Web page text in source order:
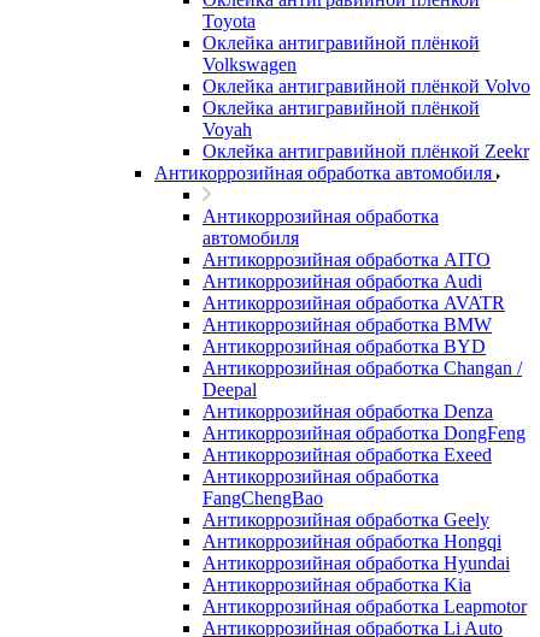
Toyota
Оклейка антигравийной плёнкой
Volkswagen
Оклейка антигравийной плёнкой Volvo
Оклейка антигравийной плёнкой
Voyah
Оклейка антигравийной плёнкой Zeekr
Антикоррозийная обработка автомобиля
Антикоррозийная обработка
автомобиля
Антикоррозийная обработка AITO
Антикоррозийная обработка Audi
Антикоррозийная обработка AVATR
Антикоррозийная обработка BMW
Антикоррозийная обработка BYD
Антикоррозийная обработка Changan /
Deepal
Антикоррозийная обработка Denza
Антикоррозийная обработка DongFeng
Антикоррозийная обработка Exeed
Антикоррозийная обработка
FangChengBao
Антикоррозийная обработка Geely
Антикоррозийная обработка Hongqi
Антикоррозийная обработка Hyundai
Антикоррозийная обработка Kia
Антикоррозийная обработка Leapmotor
Антикоррозийная обработка Li Auto